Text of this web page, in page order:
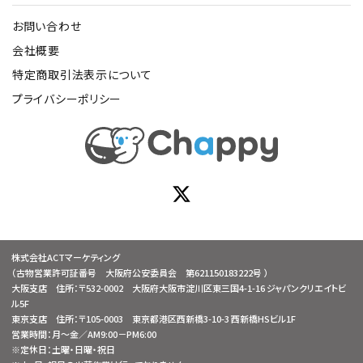
お問い合わせ
会社概要
特定商取引法表示について
プライバシーポリシー
株式会社ACTマーケティング
（古物営業許可証番号 大阪府公安委員会 第621150183222号 ）
大阪支店 住所：〒532-0002 大阪府大阪市淀川区東三国4-1-16 ジャパンクリエイトビ
ル5F
東京支店 住所：〒105-0003 東京都港区西新橋3-10-3 西新橋HSビル1F
営業時間：月～金／AM9:00－PM6:00
※定休日：土曜・日曜・祝日